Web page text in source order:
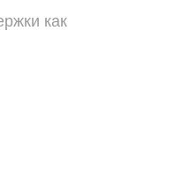
как